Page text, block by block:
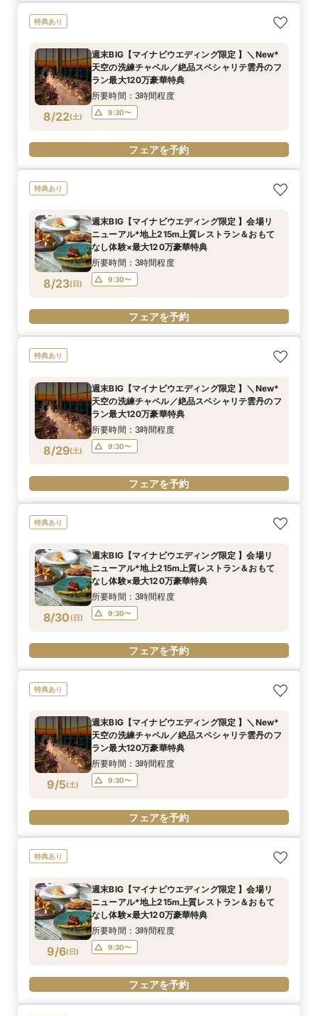
特典あり
8/22(土)
週末BIG【マイナビウエディング限定 】＼New*
天空の洗練チャペル／絶品スペシャリテ雲丹のフ
ラン最大120万豪華特典
所要時間：3時間程度
9:30〜
フェアを予約
特典あり
8/23(日)
週末BIG【マイナビウエディング限定 】会場リ
ニューアル*地上215m上質レストラン＆おもて
なし体験×最大120万豪華特典
所要時間：3時間程度
9:30〜
フェアを予約
特典あり
8/29(土)
週末BIG【マイナビウエディング限定 】＼New*
天空の洗練チャペル／絶品スペシャリテ雲丹のフ
ラン最大120万豪華特典
所要時間：3時間程度
9:30〜
フェアを予約
特典あり
8/30 (日)
週末BIG【マイナビウエディング限定 】会場リ
ニューアル*地上215m上質レストラン＆おもて
なし体験×最大120万豪華特典
所要時間：3時間程度
9:30〜
フェアを予約
特典あり
9/5(土)
週末BIG【マイナビウエディング限定 】＼New*
天空の洗練チャペル／絶品スペシャリテ雲丹のフ
ラン最大120万豪華特典
所要時間：3時間程度
9:30〜
フェアを予約
特典あり
9/6(日)
週末BIG【マイナビウエディング限定 】会場リ
ニューアル*地上215m上質レストラン＆おもて
なし体験×最大120万豪華特典
所要時間：3時間程度
9:30〜
フェアを予約